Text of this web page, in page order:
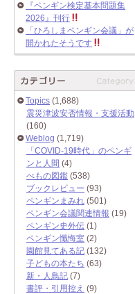
『ペンギン検定基本問題集
2026』刊行
「ひろしまペンギン会議」が
開かれたそうです
Topics (1,688)
震災津波安否情報・支援活動
(160)
Weblog (1,719)
「COVID-19時代」のペンギ
ンと人間 (4)
ぺもの図鑑 (538)
ブックレビュー (93)
ペンギンまみれ (501)
ペンギン会議関連情報 (19)
ペンギン史外伝 (1)
ペンギン懺悔室 (2)
園館見てある記 (132)
子どもの本たち (63)
新・人鳥記 (7)
書評・引用控え (9)